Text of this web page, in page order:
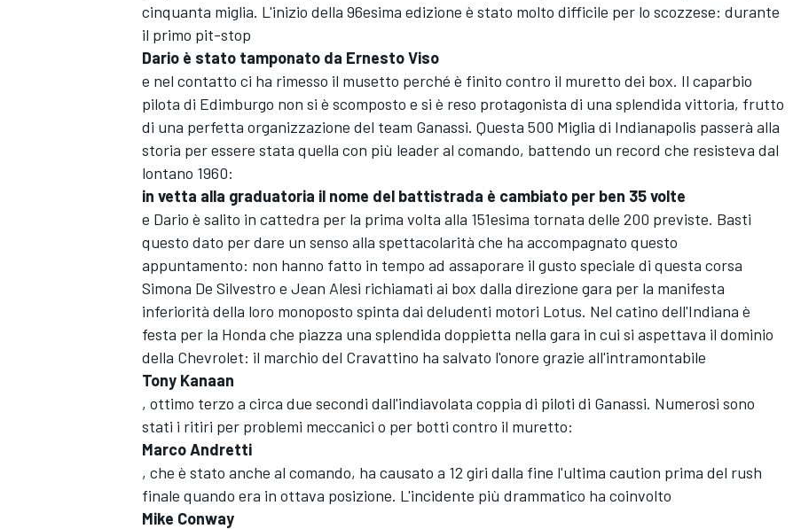
MONOPOSTO
cinquanta miglia. L'inizio della 96esima edizione è stato molto difficile per lo scozzese: durante
il primo pit-stop
Dario è stato tamponato da Ernesto Viso
e nel contatto ci ha rimesso il musetto perché è finito contro il muretto dei box. Il caparbio
pilota di Edimburgo non si è scomposto e si è reso protagonista di una splendida vittoria, frutto
di una perfetta organizzazione del team Ganassi. Questa 500 Miglia di Indianapolis passerà alla
storia per essere stata quella con più leader al comando, battendo un record che resisteva dal
lontano 1960:
in vetta alla graduatoria il nome del battistrada è cambiato per ben 35 volte
e Dario è salito in cattedra per la prima volta alla 151esima tornata delle 200 previste. Basti
questo dato per dare un senso alla spettacolarità che ha accompagnato questo
appuntamento: non hanno fatto in tempo ad assaporare il gusto speciale di questa corsa
Simona De Silvestro e Jean Alesi richiamati ai box dalla direzione gara per la manifesta
inferiorità della loro monoposto spinta dai deludenti motori Lotus. Nel catino dell'Indiana è
festa per la Honda che piazza una splendida doppietta nella gara in cui si aspettava il dominio
della Chevrolet: il marchio del Cravattino ha salvato l'onore grazie all'intramontabile
Tony Kanaan
, ottimo terzo a circa due secondi dall'indiavolata coppia di piloti di Ganassi. Numerosi sono
stati i ritiri per problemi meccanici o per botti contro il muretto:
Marco Andretti
, che è stato anche al comando, ha causato a 12 giri dalla fine l'ultima caution prima del rush
finale quando era in ottava posizione. L'incidente più drammatico ha coinvolto
Mike Conway